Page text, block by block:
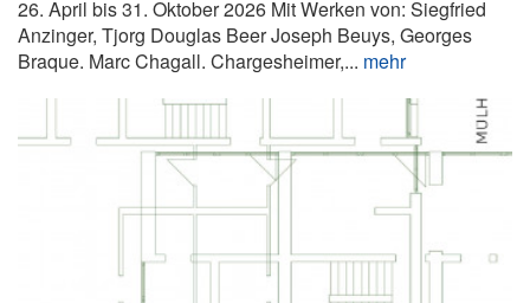
26. April bis 31. Oktober 2026 Mit Werken von: Siegfried
Anzinger, Tjorg Douglas Beer Joseph Beuys, Georges
Braque. Marc Chagall. Chargesheimer,... mehr